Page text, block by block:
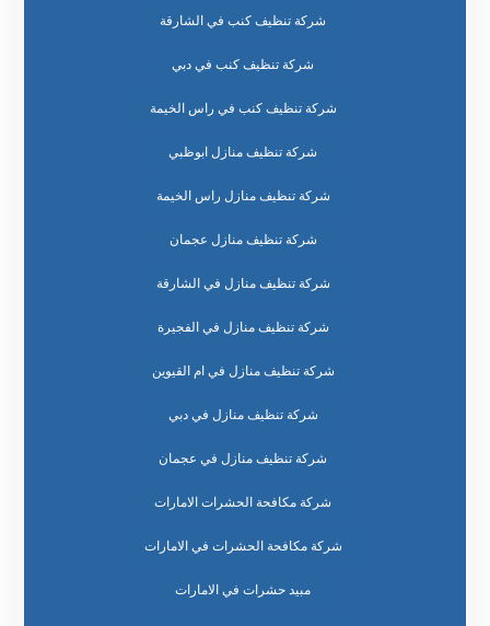
شركة تنظيف كنب في الشارقة
شركة تنظيف كنب في دبي
شركة تنظيف كنب في راس الخيمة
شركة تنظيف منازل ابوظبي
شركة تنظيف منازل راس الخيمة
شركة تنظيف منازل عجمان
شركة تنظيف منازل في الشارقة
شركة تنظيف منازل في الفجيرة
شركة تنظيف منازل في ام القيوين
شركة تنظيف منازل في دبي
شركة تنظيف منازل في عجمان
شركة مكافحة الحشرات الامارات
شركة مكافحة الحشرات في الامارات
مبيد حشرات في الامارات